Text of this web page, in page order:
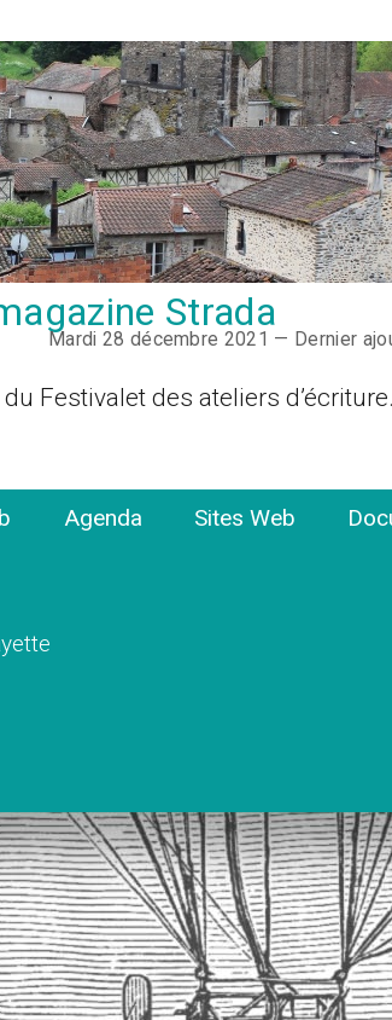
Strada
Mardi 28 décembre 2021 — Dernier
Festivalet des ateliers
Agenda Sites Web